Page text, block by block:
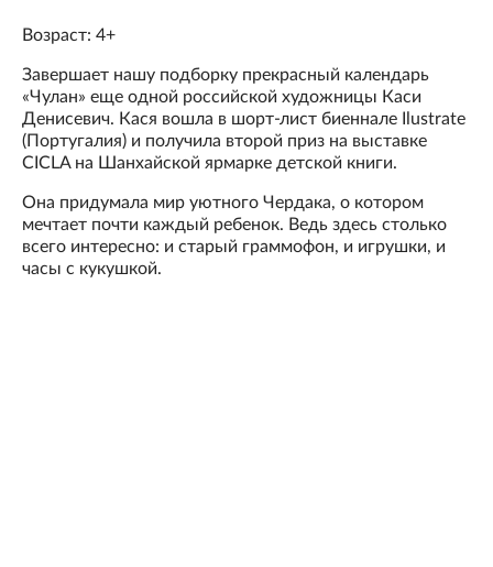
Возраст: 4+
Завершает нашу подборку прекрасный календарь
«Чулан» еще одной российской художницы Каси
Денисевич. Кася вошла в шорт-лист биеннале Ilustrate
(Португалия) и получила второй приз на выставке
CICLA на Шанхайской ярмарке детской книги.
Она придумала мир уютного Чердака, о котором
мечтает почти каждый ребенок. Ведь здесь столько
всего интересно: и старый граммофон, и игрушки, и
часы с кукушкой.